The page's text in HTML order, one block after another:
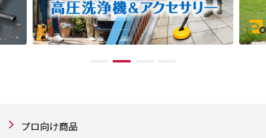
プロ向け商品